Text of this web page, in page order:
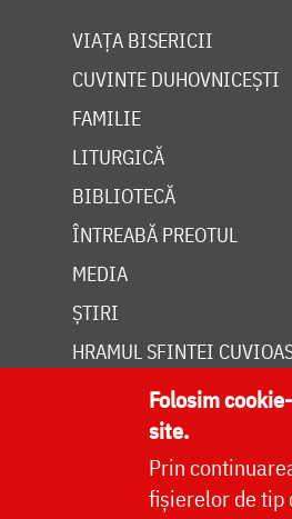
VIAȚA BISERICII
CUVINTE DUHOVNICEȘTI
FAMILIE
LITURGICĂ
BIBLIOTECĂ
ÎNTREABĂ PREOTUL
MEDIA
ȘTIRI
HRAMUL SFINTEI
Folosim
site.
Prin
fișierelor de tip